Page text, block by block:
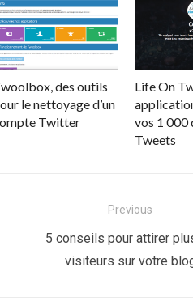
des outils
le nettoyage d’un
Twitter
Life On
vos 1 000
Tweets
l’article
Previous
Previous
5 conseils pour attirer
visiteurs sur votre